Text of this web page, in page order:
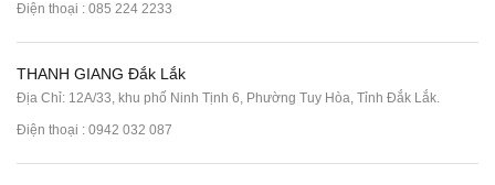
Điện thoại : 085 224 2233
THANH GIANG Đắk Lắk
Địa Chỉ: 12A/33, khu phố Ninh Tịnh 6, Phường Tuy Hòa, Tỉnh Đắk Lắk.
Điện thoại : 0942 032 087